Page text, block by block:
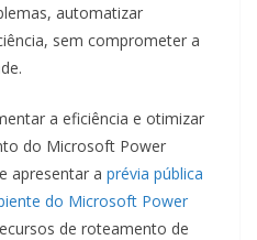
automatizar
sem comprometer a
a eficiência e otimizar
do Microsoft Power
apresentar a prévia pública
do Microsoft Power
de roteamento de